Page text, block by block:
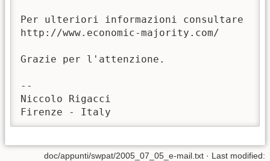
Per ulteriori informazioni consultare
http://www.economic-majority.com/
Grazie per l'attenzione.
--
Niccolo Rigacci
Firenze - Italy
doc/appunti/swpat/2005_07_05_e-mail.txt · Last modified: